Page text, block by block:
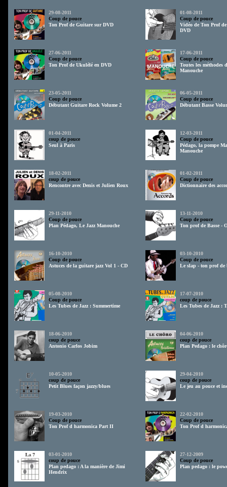
29-08-2011
Coup de pouce
Ton Prof de Guitare sur DVD
01-08-2011
Coup de pouce
Vidéo de Ton Prof
DVD
27-06-2011
Coup de pouce
Ton Prof de Ukulélé en DVD
17-06-2011
Coup de pouce
Toutes les méthodes
Manouche
23-05-2011
Coup de pouce
Débutant Guitare Rock Volume 2
06-05-2011
Coup de pouce
Débutant Basse
01-04-2011
coup de pouce
Seul à Paris
12-03-2011
Coup de pouce
Pédago, la pompe
Manouche
18-02-2011
coup de pouce
Rencontre avec Denis et Julien Roux
01-02-2011
Coup de pouce
Dictionnaire des
29-11-2010
Coup de pouce
Plan Pédago, Le Jazz Manouche
13-11-2010
Coup de pouce
Ton prof de Basse -
16-10-2010
Coup de pouce
Astuces de la guitare jazz Vol 1 - CD
03-10-2010
Coup de pouce
Le slap - ton prof de
05-08-2010
Coup de pouce
Les Tubes de Jazz : Summertime
17-07-2010
coup de pouce
Les Tubes de Jazz :
18-06-2010
coup de pouce
Antonio Carlos Jobim
04-06-2010
coup de pouce
Plan Pedago : le
10-05-2010
coup de pouce
Petit Blues façon jazzy/blues
29-04-2010
coup de pouce
Le jeu au pouce et
19-03-2010
Coup de pouce
Ton Prof d harmonica Part II
22-02-2010
Coup de pouce
Ton Prof d
03-01-2010
coup de pouce
Plan pedago : A la manière de Jimi
Hendrix
27-12-2009
Coup de pouce
Plan pedago : le